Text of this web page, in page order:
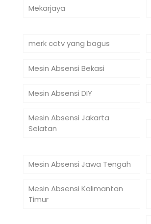
Mekarjaya
merk cctv yang bagus
Mesin Absensi Bekasi
Mesin Absensi DIY
Mesin Absensi Jakarta
Selatan
Mesin Absensi Jawa Tengah
Mesin Absensi Kalimantan
Timur